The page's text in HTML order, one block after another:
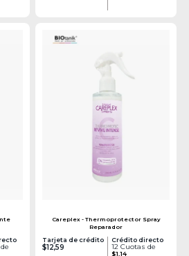
Careplex - Thermoprotector Spray
Reparador
Tarjeta de crédito
$12,59
Crédito directo
12 Cuotas de
$1,14